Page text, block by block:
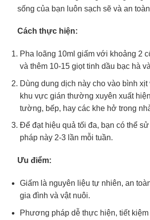
sống của bạn luôn sạch sẽ và an
Cách thực hiện:
Pha loãng 10ml giấm với khoảng 2
và thêm 10-15 giọt tinh dầu bạc hà
Dùng dung dịch này cho vào bình xịt
khu vực gián thường xuyên xuất
tường, bếp, hay các khe hở trong
Để đạt hiệu quả tối đa, bạn có thể
pháp này 2-3 lần mỗi tuần.
Ưu điểm:
Giấm là nguyên liệu tự nhiên, an
gia đình và vật nuôi.
Phương pháp dễ thực hiện, tiết